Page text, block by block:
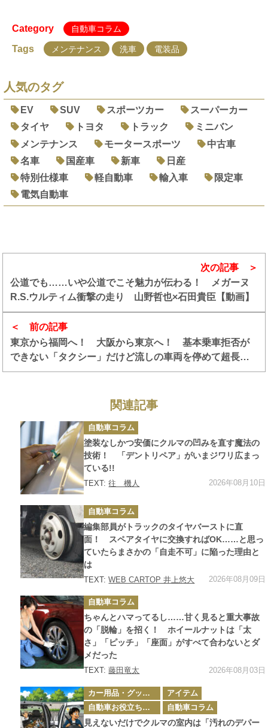
Category 自動車コラム
Tags メンテナンス 洗車 電装品
人気のタグ
EV SUV スポーツカー
スーパーカー
タイヤ
トヨタ トラック
ミニバン
メンテナンス
モータースポーツ
中古車
名車
国産車 新車
日産
特別仕様車
軽自動車 輸入車
限定車
電気自動車
前の記事
東京から福岡へ！ 大阪から東京へ！ 基本乗車拒否が
できない「タクシー」だけど流しの車両を停めて超長距
離の移動もあり？
次の記事
公道でも……いや公道でこそ魅力が伝わる！ メガーヌ
R.S.ウルティム衝撃の走り 山野哲也×石田貴臣【動画】
関連記事
カ
テ
ゴ
リ
ー
自動車コラム
塗装なしかつ安価にクルマの凹みを直す魔法の
技術！ 「デントリペア」がいまジワリ広まっ
ている!!
TEXT:往 機人 2026年08月10日
カ
テ
ゴ
リ
ー
自動車コラム
編集部員がトラックのタイヤバーストに直
面！ スペアタイヤに交換すればOK……と思っ
ていたらまさかの「自走不可」に陥った理由と
は
TEXT:WEB CARTOP 井上悠大 2026年08月09日
カ
テ
ゴ
リ
ー
自動車コラム
ちゃんとハマってるし……甘く見ると重大事故
の「脱輪」を招く！ ホイールナットは「太
さ」「ピッチ」「座面」がすべて合わないとダ
メだった
TEXT:藤田竜太 2026年08月03日
カ
テ
ゴ
リ
ー
カー用品・グッズ情報
アイテム
自動車お役立ち情報
自動車コラム
見えないだけでクルマの室内は「汚れのデパー